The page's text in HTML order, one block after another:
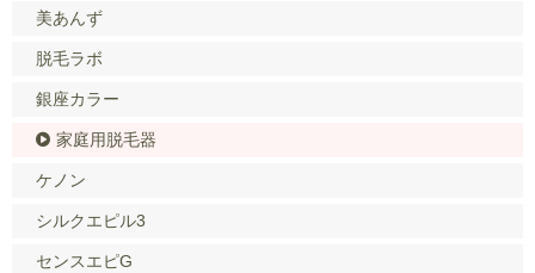
美あんず
脱毛ラボ
銀座カラー
家庭用脱毛器
ケノン
シルクエピル3
センスエピG